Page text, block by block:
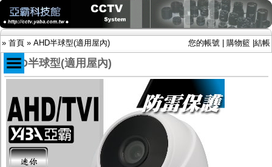
» 首頁 » AHD半球型(適用屋內) 您的帳號 購物籃 結帳
商品目錄
限時促銷特惠專案
IP網路攝影機及錄放影機
AHD DVR數位錄放影機
AHD半球型(適用屋內)
AHD中小型紅外線攝影機(適用騎樓、室內外)
AHD半球型(適用屋內)